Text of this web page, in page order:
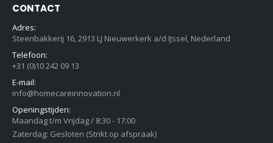
CONTACT
Adres:
Steenbakkerij 16, 2913 LJ Nieuwerkerk a/d IJssel, Nederland
Telefoon:
+31 (0)10 242 09 13
E-mail:
info@homecareinnovation.nl
Openingstijden:
Maandag t/m Vrijdag / 8:30 - 17:00
Zaterdag: Gesloten (Strikt op afspraak)